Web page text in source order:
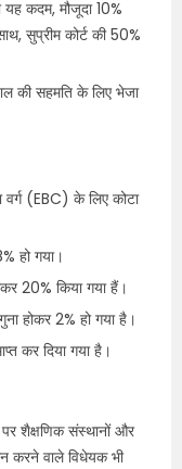
यह कदम, मौजूदा 10%
सुप्रीम कोर्ट की 50%
की सहमति के लिए भेजा
(EBC) के लिए कोटा
हो गया।
20% किया गया हैं।
होकर 2% हो गया है।
कर दिया गया है।
पर शैक्षणिक संस्थानों और
करने वाले विधेयक भी